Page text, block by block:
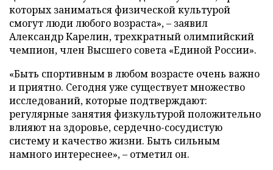
которых заниматься физической культурой
смогут люди любого возраста», – заявил
Александр Карелин, трехкратный олимпийский
чемпион, член Высшего совета «Единой России».
«Быть спортивным в любом возрасте очень важно
и приятно. Сегодня уже существует множество
исследований, которые подтверждают:
регулярные занятия физкультурой положительно
влияют на здоровье, сердечно-сосудистую
систему и качество жизни. Быть сильным
намного интереснее», – отметил он.